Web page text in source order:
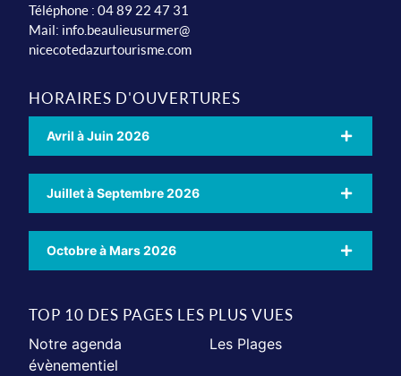
Téléphone : 04 89 22 47 31
Mail: info.beaulieusurmer@
nicecotedazurtourisme.com
HORAIRES D'OUVERTURES
Avril à Juin 2026
Juillet à Septembre 2026
Octobre à Mars 2026
TOP 10 DES PAGES LES PLUS VUES
Notre agenda
évènementiel
Les Plages